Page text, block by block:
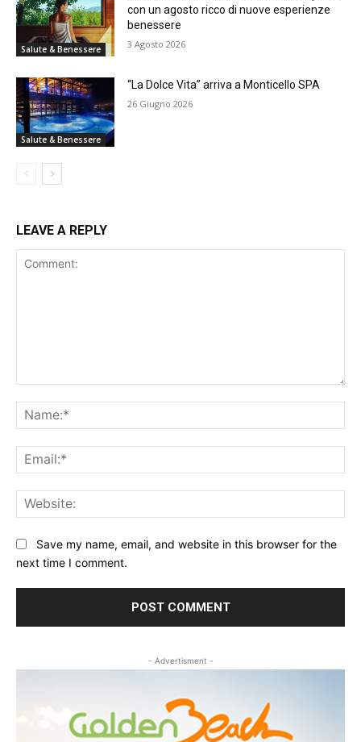
Salute & Benessere
con un agosto ricco di nuove esperienze
benessere
3 Agosto 2026
Salute & Benessere
“La Dolce Vita” arriva a Monticello SPA
26 Giugno 2026
LEAVE A REPLY
Save my name, email, and website in this browser for the
next time I comment.
- Advertisment -